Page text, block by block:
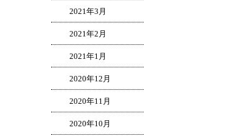
2021年3月
2021年2月
2021年1月
2020年12月
2020年11月
2020年10月